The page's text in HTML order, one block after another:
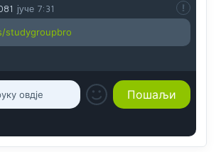
јуче 7:31
studygroupbro